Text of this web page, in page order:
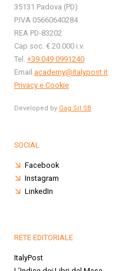
35131 Padova (PD)
P.IVA 05660640284
REA PD-83202
Cap soc. € 20.000 i.v.
Tel. +39 049 0991240
Email academy@italypost.it
Privacy e Cookie
Developed by Gag Srl SB
SOCIAL
Facebook
Instagram
LinkedIn
RETE EDITORIALE
ItalyPost